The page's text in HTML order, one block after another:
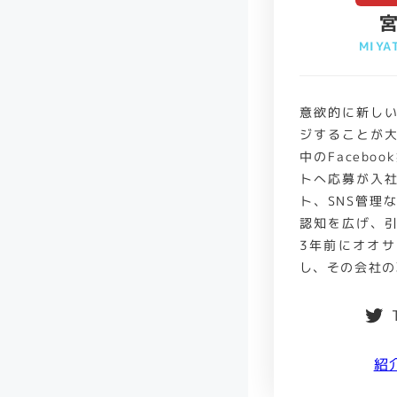
意欲的に新し
ジすることが
中の
トへ応募が入
ト、SNS管理
認知を広げ、
3年前にオオ
し、その会社
紹